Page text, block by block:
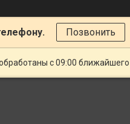
Позвонить
с 09:00